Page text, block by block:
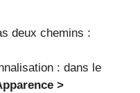
deux chemins :
: dans le
>